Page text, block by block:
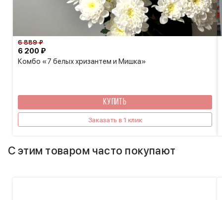
Комбо «7 белых хризантем и Мишка»
6 200 ₽
6 889 ₽
КУПИТЬ
Заказать в 1 клик
С этим товаром часто покупают